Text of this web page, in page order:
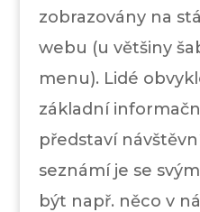
zobrazovány na
webu (u většiny
menu). Lidé
základní
představí
seznámí je se
být např. něco v